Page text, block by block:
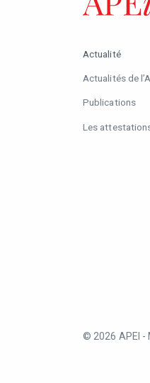
Actualité
Actualités de
Publications
Les
© 2026 APEI -